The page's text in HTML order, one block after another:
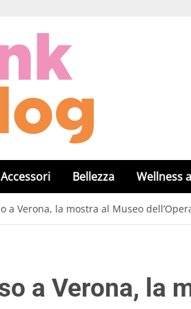
Accessori Bellezza Wellness
a Verona, la mostra al Museo
a Verona, la